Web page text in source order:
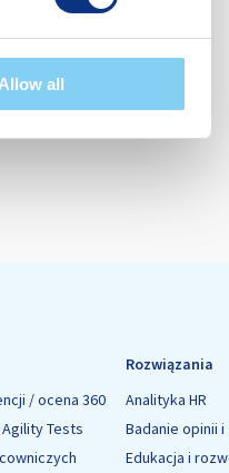
Allow all
/ ocena 360
Tests
Rozwiązania
Analityka HR
Badanie opinii
Edukacja i